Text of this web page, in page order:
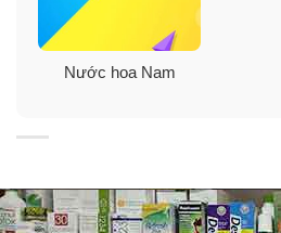
Cách dùng:
điển. Đây là những điểm nóng
tránh tiếp xúc trực tiếp với ánh
chất lượng của nước hoa.
Nước hoa Nam